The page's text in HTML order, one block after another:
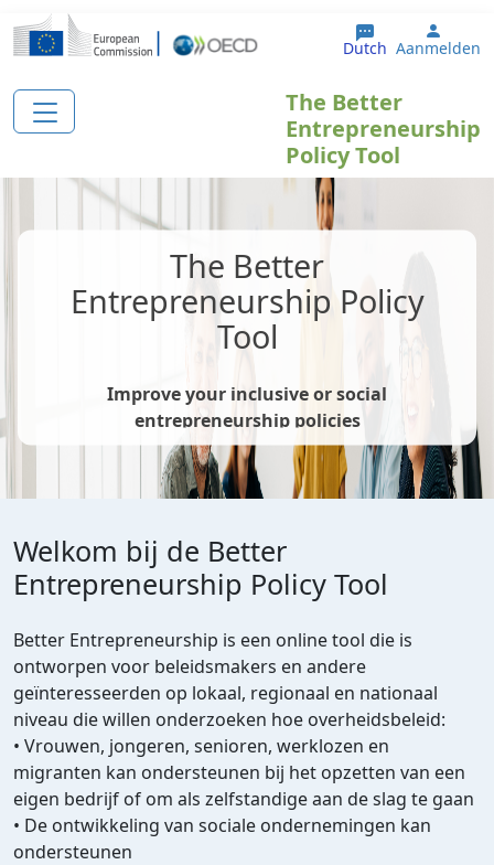
Overslaan en naar de inhoud gaan
Dutch User
Aanmelden
The Better
Entrepreneurship
Policy Tool
The Better
Entrepreneurship Policy
Tool
Improve your inclusive or social
entrepreneurship policies
Welkom bij de Better
Entrepreneurship Policy Tool
Better Entrepreneurship is een online tool die is
ontworpen voor beleidsmakers en andere
geïnteresseerden op lokaal, regionaal en nationaal
niveau die willen onderzoeken hoe overheidsbeleid:
• Vrouwen, jongeren, senioren, werklozen en
migranten kan ondersteunen bij het opzetten van een
eigen bedrijf of om als zelfstandige aan de slag te gaan
• De ontwikkeling van sociale ondernemingen kan
ondersteunen